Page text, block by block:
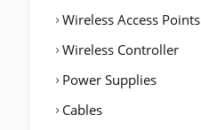
Wireless Access Points
Wireless Controller
Power Supplies
Cables